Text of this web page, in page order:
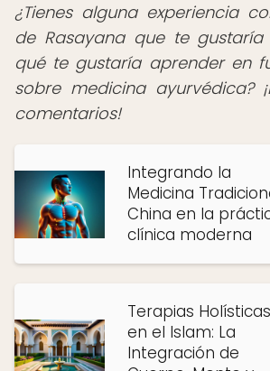
¿Tienes alguna experiencia
de Rasayana que te gustaría
qué te gustaría aprender en
sobre medicina ayurvédica?
comentarios!
Integrando la
Medicina
China en la
clínica moderna
Terapias Holísticas
en el Islam: La
Integración de